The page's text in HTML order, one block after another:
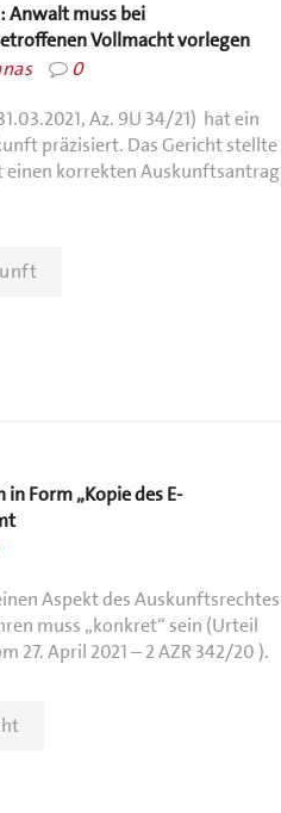
Anwalt muss bei
Vollmacht vorlegen
0
Az. 9U 34/21) hat ein
präzisiert. Das Gericht stellte
korrekten Auskunftsantrag
Form „Kopie des E-
Aspekt des Auskunftsrechtes
muss „konkret“ sein (Urteil
27. April 2021 – 2 AZR 342/20 ).